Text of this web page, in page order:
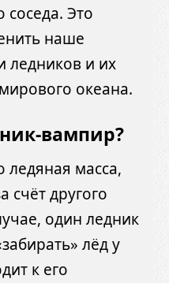
соседа. Это
наше
ледников и их
океана.
вампир?
масса,
счёт другого
один ледник
лёд у
к его